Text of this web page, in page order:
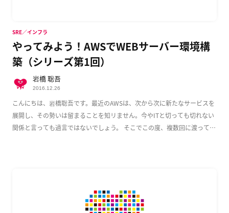
やってみよう！AWSでWEBサーバー環境構
築（シリーズ第1回）
こんにちは、岩橋聡吾です。最近のAWSは、次から次に新たなサービスを
展開し、その勢いは留まることを知リません。今やITと切っても切れない
関係と言っても過言ではないでしょう。 そこでこの度、複数回に渡って
SRE／インフラ
岩橋 聡吾
2016.12.26